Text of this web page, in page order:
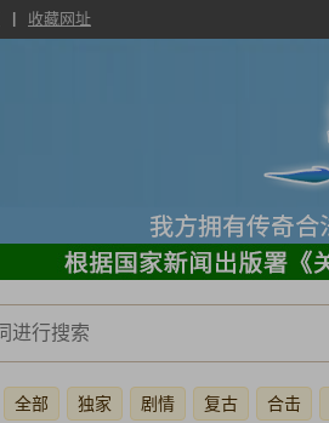
收藏网址
全部 独家 剧情 复古 合击